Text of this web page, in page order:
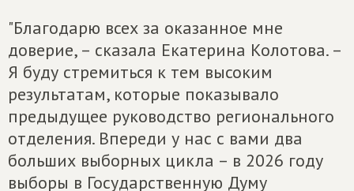
"Благодарю всех за оказанное мне
доверие, – сказала Екатерина Колотова. –
Я буду стремиться к тем высоким
результатам, которые показывало
предыдущее руководство регионального
отделения. Впереди у нас с вами два
больших выборных цикла – в 2026 году
выборы в Государственную Думу